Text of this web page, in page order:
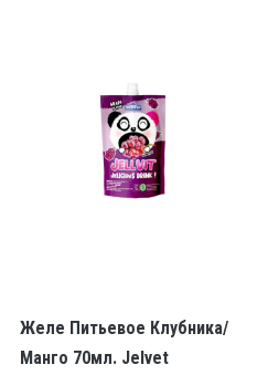
Желе Питьевое Клубника/
Манго 70мл. Jelvet